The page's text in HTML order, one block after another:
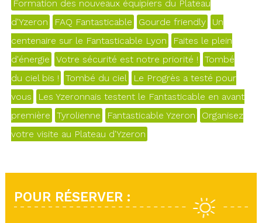
Formation des nouveaux équipiers du Plateau
d'Yzeron
FAQ Fantasticable Gourde friendly
Un
centenaire sur le Fantasticable Lyon
Faites le plein
d'énergie
Votre sécurité est notre priorité !
Tombé
du ciel bis !
Tombé du ciel
Le Progrès a testé pour
vous
Les Yzeronnais testent le Fantasticable en avant
première
Tyrolienne Fantasticable Yzeron
Organisez
votre visite au Plateau d'Yzeron
POUR RÉSERVER :